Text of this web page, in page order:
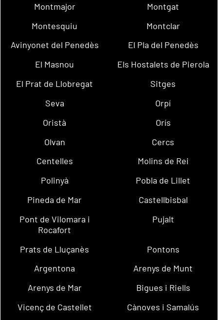
Montmajor
Montgat
Montesquiu
Montclar
Avinyonet del Penedès
El Pla del Penedès
El Masnou
Els Hostalets de Pierola
El Prat de Llobregat
Sitges
Seva
Orpí
Oristà
Orís
Olvan
Cercs
Centelles
Molins de Rei
Polinyà
Pobla de Lillet
Pineda de Mar
Castellbisbal
Pont de Vilomara i
Rocafort
Pujalt
Prats de Lluçanès
Pontons
Argentona
Arenys de Munt
Arenys de Mar
Bigues i Riells
Vicenç de Castellet
Cànoves i Samalús